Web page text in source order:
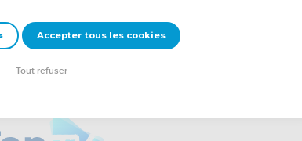
Accepter tous les cookies
Tout refuser